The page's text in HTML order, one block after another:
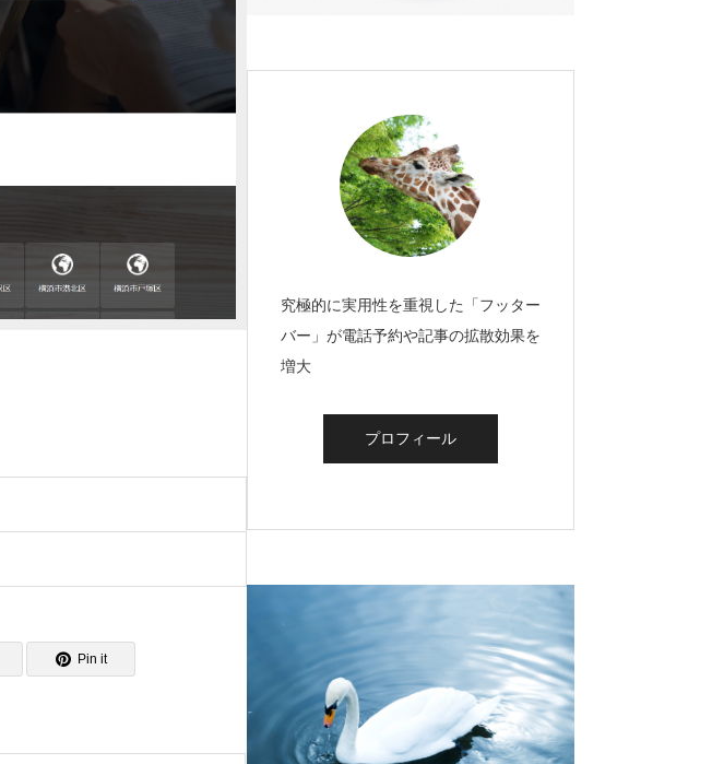
Pin it
究極的に実用性を重視した「フッター
バー」が電話予約や記事の拡散効果を
増大
プロフィール